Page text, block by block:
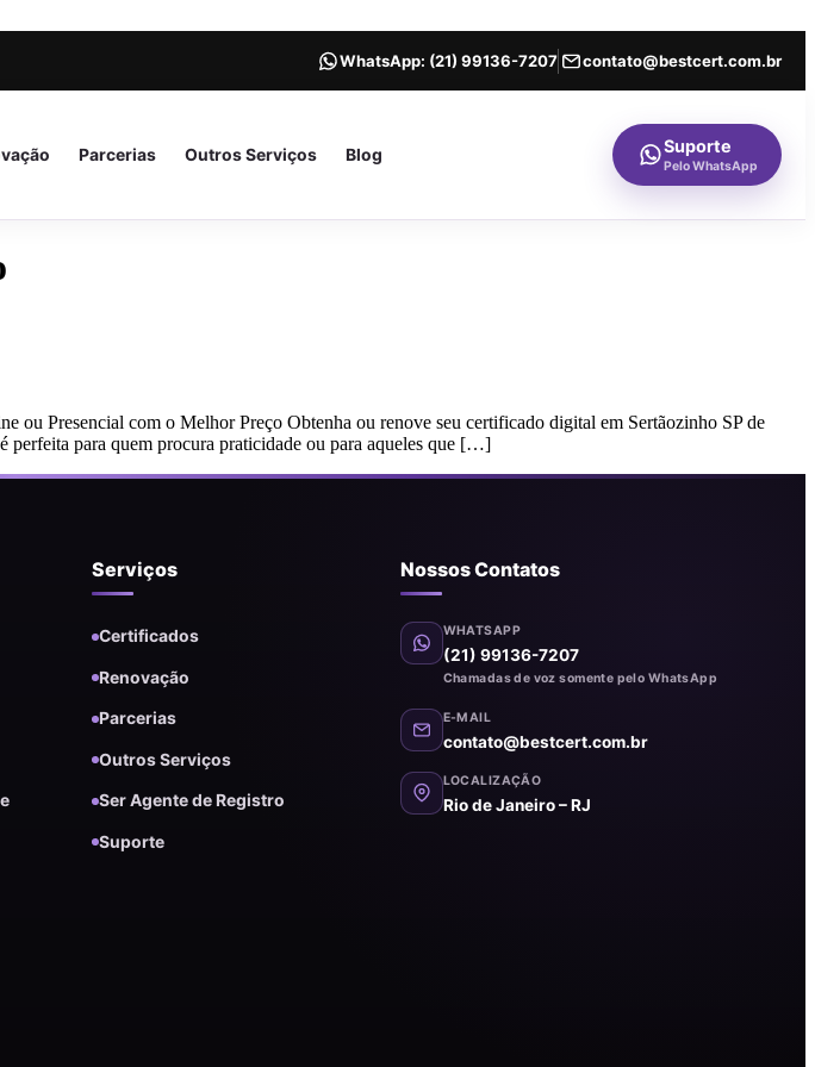
WhatsApp: (21) 99136-7207 contato@bestcert.com.br
Parcerias Outros Serviços Blog Suporte
Pelo WhatsApp
Presencial com o Melhor Preço Obtenha ou renove seu certificado digital em Sertãozinho SP de
perfeita para quem procura praticidade ou para aqueles que […]
Serviços
Certificados
Renovação
Parcerias
Outros Serviços
Ser Agente de Registro
Suporte
Nossos Contatos
WHATSAPP
(21) 99136-7207
Chamadas de voz somente pelo WhatsApp
E-MAIL
contato@bestcert.com.br
LOCALIZAÇÃO
Rio de Janeiro – RJ